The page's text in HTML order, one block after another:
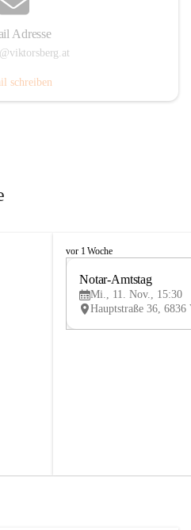
Adresse
schreiben
V
vor 1 Woche
Notar-Amtstag
Mi., 11. Nov., 15:30